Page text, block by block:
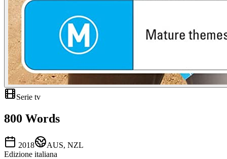
Serie tv
800 Words
2018
AUS, NZL
Edizione italiana